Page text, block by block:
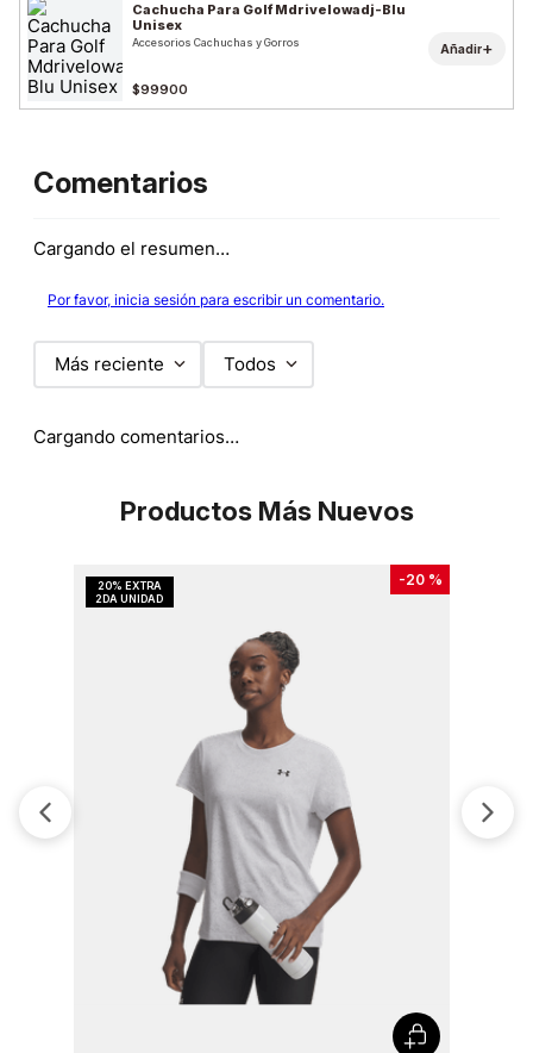
Cachucha Para Golf Mdrivelowadj-Blu
Unisex
Accesorios Cachuchas y Gorros
$99900
Añadir+
Comentarios
Cargando el resumen…
Por favor, inicia sesión para escribir un comentario.
Más reciente Todos
Cargando comentarios…
Productos Más Nuevos
-20 %